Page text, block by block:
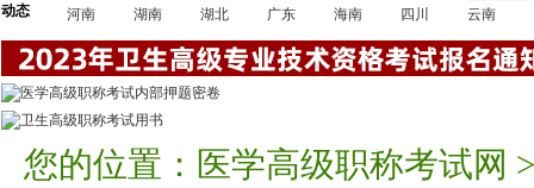
动态
河南
湖南 湖北 广东 海南 四川 云南
您的位置： 医学高级职称考试网